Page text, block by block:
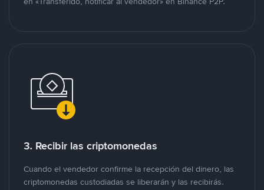
3. Recibir las criptomonedas
Cuando el vendedor confirme la recepción del dinero, las
criptomonedas custodiadas se liberarán y las recibirás.